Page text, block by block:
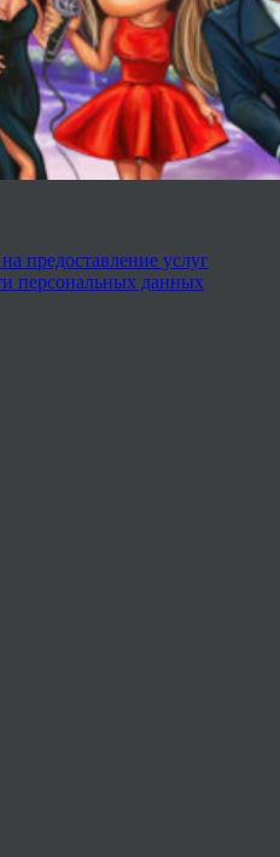
предоставление услуг
персональных данных